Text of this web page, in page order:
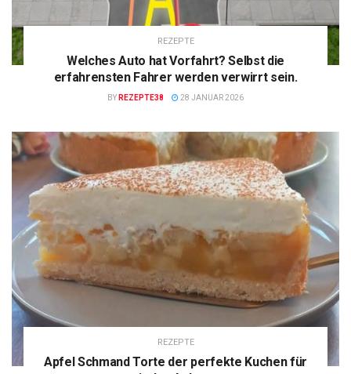
REZEPTE
Welches Auto hat Vorfahrt? Selbst die
erfahrensten Fahrer werden verwirrt sein.
BY REZEPTE38 28 JANUAR 2026
REZEPTE
Apfel Schmand Torte der perfekte Kuchen für